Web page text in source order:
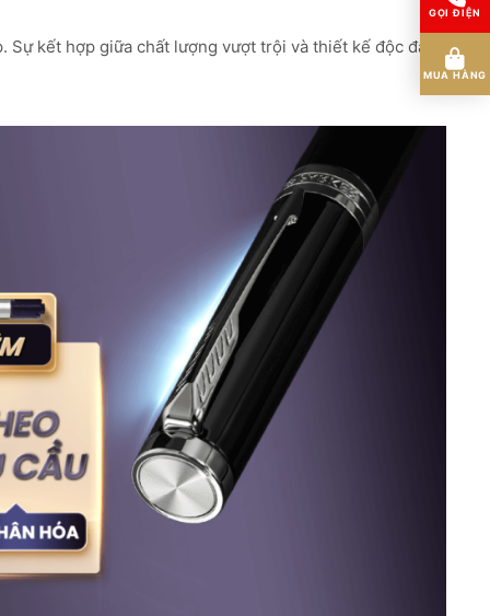
kết hợp giữa chất lượng vượt trội và thiết kế độc đáo
GỌI ĐIỆN
MUA HÀNG